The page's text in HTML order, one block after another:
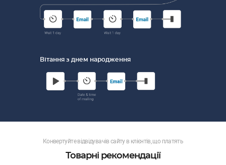
Вітання з днем ​​народження
Конвертуйте відвідувачів сайту в клієнтів, що платять
Товарні рекомендації